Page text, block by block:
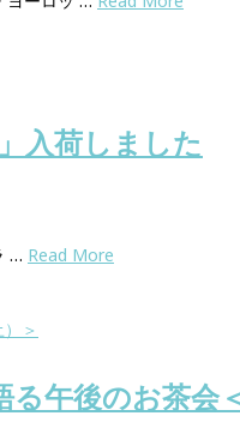
入荷しました
… Read More
午後のお茶会